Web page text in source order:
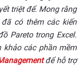
triệt để. Mong rằng
có thêm các kiến
Pareto trong Excel.
khảo các phần mềm
để hỗ trợ